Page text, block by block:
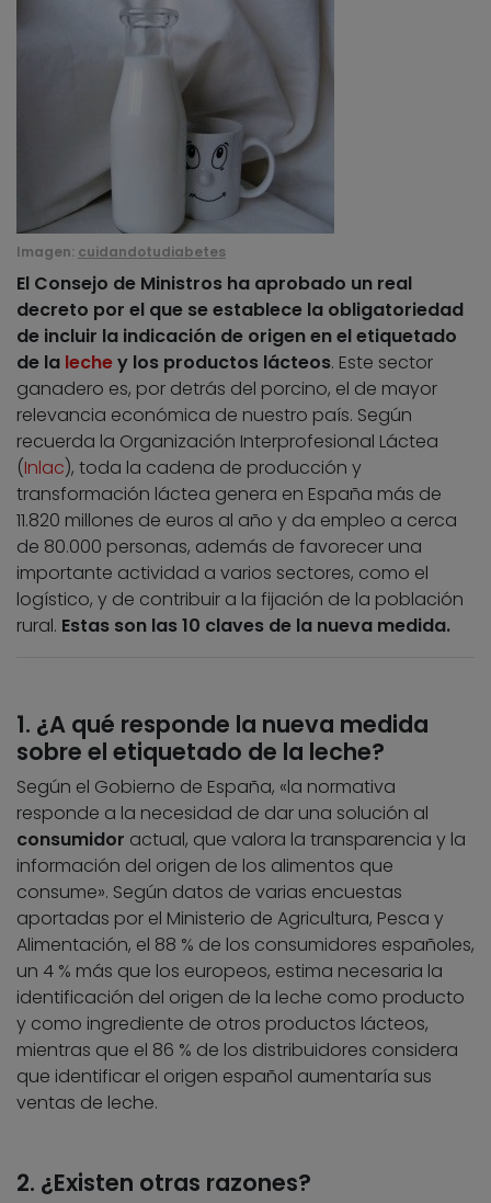
Imagen: cuidandotudiabetes
El Consejo de Ministros ha aprobado un real
decreto por el que se establece la obligatoriedad
de incluir la indicación de origen en el etiquetado
de la lechey los productos lácteos. Este sector
ganadero es, por detrás del porcino, el de mayor
relevancia económica de nuestro país. Según
recuerda la Organización Interprofesional Láctea
(Inlac), toda la cadena de producción y
transformación láctea genera en España más de
11.820 millones de euros al año y da empleo a cerca
de 80.000 personas, además de favorecer una
importante actividad a varios sectores, como el
logístico, y de contribuir a la fijación de la población
rural. Estas son las 10 claves de la nueva medida.
1. ¿A qué responde la nueva medida
sobre el etiquetado de la leche?
Según el Gobierno de España, «la normativa
responde a la necesidad de dar una solución al
consumidor actual, que valora la transparencia y la
información del origen de los alimentos que
consume». Según datos de varias encuestas
aportadas por el Ministerio de Agricultura, Pesca y
Alimentación, el 88 % de los consumidores españoles,
un 4 % más que los europeos, estima necesaria la
identificación del origen de la leche como producto
y como ingrediente de otros productos lácteos,
mientras que el 86 % de los distribuidores considera
que identificar el origen español aumentaría sus
ventas de leche.
2. ¿Existen otras razones?